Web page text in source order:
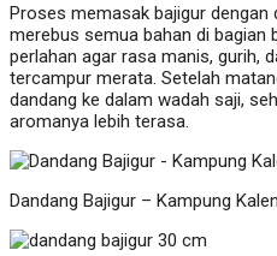
Proses memasak bajigur dengan
merebus semua bahan di bagian
perlahan agar rasa manis, gurih,
tercampur merata. Setelah
dandang ke dalam wadah saji,
aromanya lebih terasa.
Dandang Bajigur – Kampung